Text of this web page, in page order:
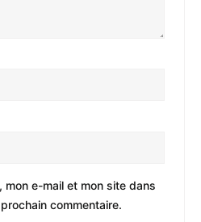
mon e-mail et mon site dans
commentaire.